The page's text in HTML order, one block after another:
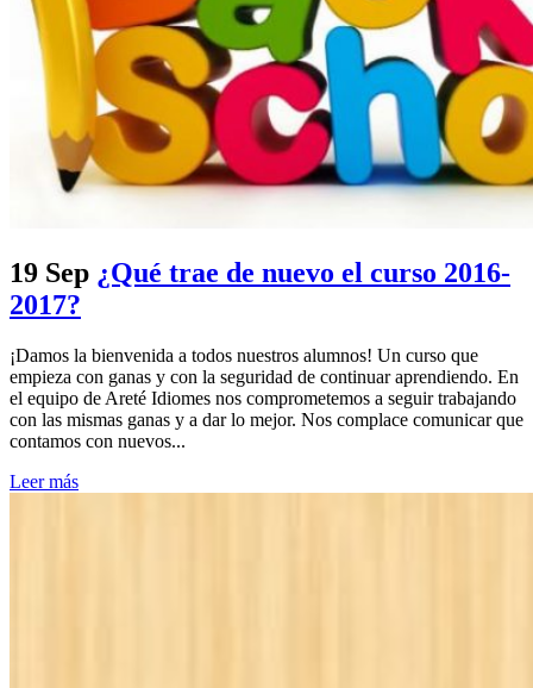
19 Sep ¿Qué trae de nuevo el curso 2016-
2017?
¡Damos la bienvenida a todos nuestros alumnos! Un curso que
empieza con ganas y con la seguridad de continuar aprendiendo. En
el equipo de Areté Idiomes nos comprometemos a seguir trabajando
con las mismas ganas y a dar lo mejor. Nos complace comunicar que
contamos con nuevos...
Leer más